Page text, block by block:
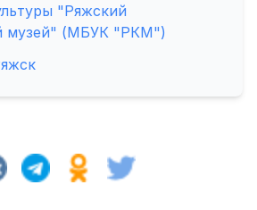
"Ряжский
музей" (МБУК "РКМ")